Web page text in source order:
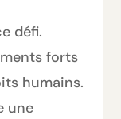
défi.
forts
humains.
une